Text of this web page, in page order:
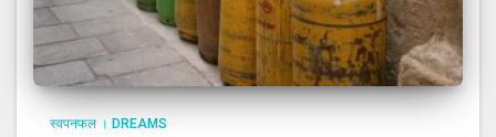
स्वपनफल । DREAMS